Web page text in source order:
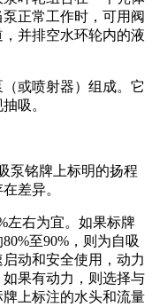
正常工作时，可用阀
并排空水环轮内的液
或喷射器）组成。它
吸。
铭牌上标明的扬程
差异。
右为宜。如果标牌
至90%，则为自吸
动和安全使用，动力
果有动力，则选择与
上标注的水头和流量